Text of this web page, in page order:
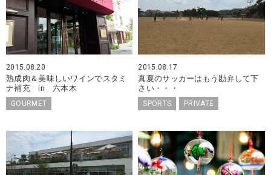
2015.08.20
熟成肉＆美味しいワインでスタミ
ナ補充 in 六本木
GOURMET
2015.08.17
真夏のサッカーはもう勘弁して下
さい・・・
SPORTS PRIVATE